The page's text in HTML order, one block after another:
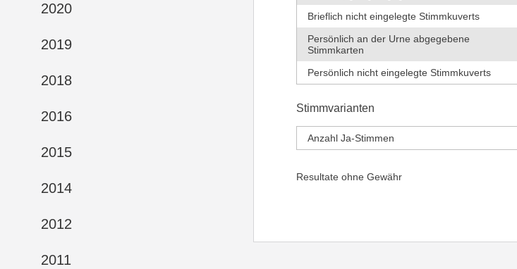
2020
2019
2018
2016
2015
2014
2012
2011
Brieflich nicht eingelegte Stimmkuverts
Persönlich an der Urne abgegebene
Stimmkarten
Persönlich nicht eingelegte Stimmkuverts
Stimmvarianten
Anzahl Ja-Stimmen
Resultate ohne Gewähr